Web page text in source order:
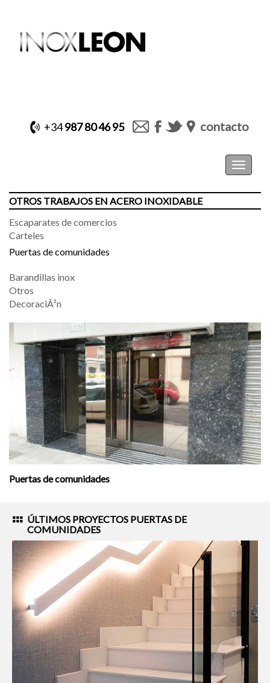
+34987 80 46 95 contacto
Toggle
OTROS TRABAJOS EN ACERO INOXIDABLE
Escaparates de comercios
Carteles
Puertas de comunidades
Barandillas inox
Otros
DecoraciÃ³n
Puertas de comunidades
ÚLTIMOS PROYECTOS PUERTAS DE
COMUNIDADES